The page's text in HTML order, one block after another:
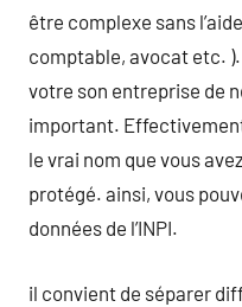
être complexe sans
comptable, avocat etc.
votre son entreprise de
important.
le vrai nom que vous
protégé. ainsi, vous
données de l’INPI.
il convient de séparer